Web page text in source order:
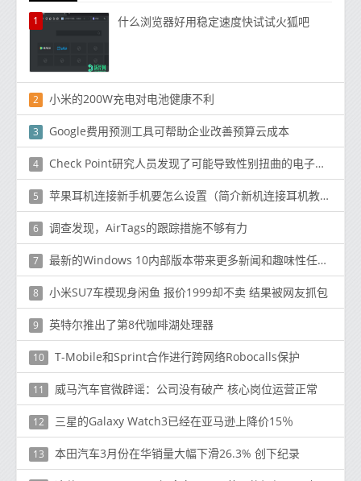
1 什么浏览器好用稳定速度快试试火狐吧
2 小米的200W充电对电池健康不利
3 Google费用预测工具可帮助企业改善预算云成本
4 Check Point研究人员发现了可能导致性别扭曲的电子邮件漏洞
5 苹果耳机连接新手机要怎么设置（简介新机连接耳机教程）
6 调查发现，AirTags的跟踪措施不够有力
7 最新的Windows 10内部版本带来更多新闻和趣味性任务栏改进
8 小米SU7车模现身闲鱼 报价1999却不卖 结果被网友抓包
9 英特尔推出了第8代咖啡湖处理器
10 T-Mobile和Sprint合作进行跨网络Robocalls保护
11 威马汽车官微辟谣：公司没有破产 核心岗位运营正常
12 三星的Galaxy Watch3已经在亚马逊上降价15％
13 本田汽车3月份在华销量大幅下滑26.3% 创下纪录